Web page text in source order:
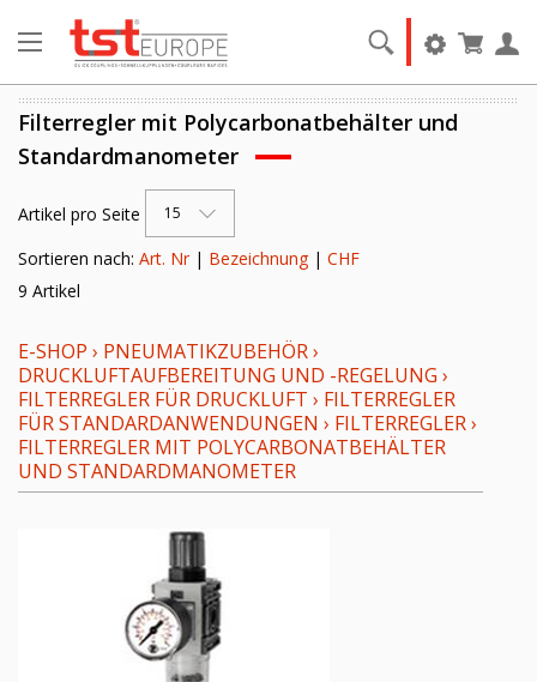
Filterregler mit Polycarbonatbehälter und
Standardmanometer
Artikel pro Seite 15
Sortieren nach: Art. Nr| Bezeichnung| CHF
9 Artikel
E-SHOP › PNEUMATIKZUBEHÖR›
DRUCKLUFTAUFBEREITUNG UND -REGELUNG ›
FILTERREGLER FÜR DRUCKLUFT › FILTERREGLER
FÜR STANDARDANWENDUNGEN › FILTERREGLER›
FILTERREGLER MIT POLYCARBONATBEHÄLTER
UND STANDARDMANOMETER